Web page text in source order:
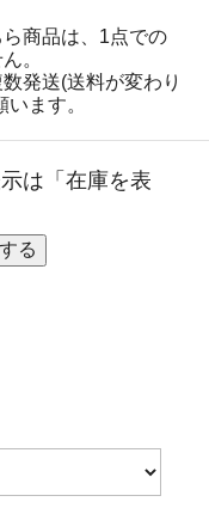
商品は、1点での
。
発送(送料が変わり
ます。
は「在庫を表